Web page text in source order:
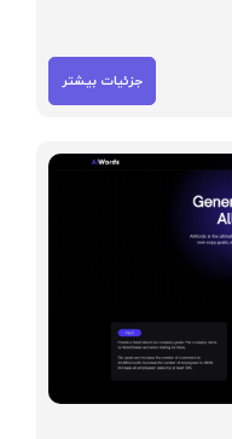
جزئیات بیشتر